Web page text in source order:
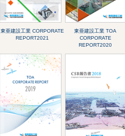
東亜建設工業 CORPORATE
REPORT2021
東亜建設工業 TOA
CORPORATE
REPORT2020